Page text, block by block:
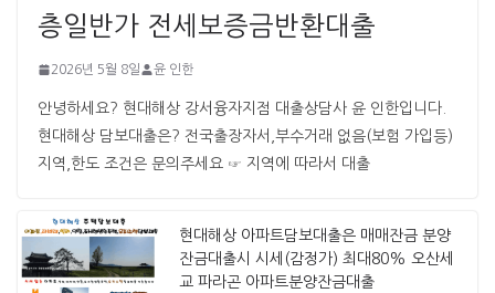
층일반가 전세보증금반환대출
2026년 5월 8일 윤 인한
안녕하세요? 현대해상 강서융자지점 대출상담사 윤 인한입니다. ​ ​
현대해상 담보대출은? 전국출장자서,부수거래 없음(보험 가입등)
지역,한도 조건은 문의주세요 ☞ 지역에 따라서 대출
현대해상 아파트담보대출은 매매잔금 분양
잔금대출시 시세(감정가) 최대80% 오산세
교 파라곤 아파트분양잔금대출